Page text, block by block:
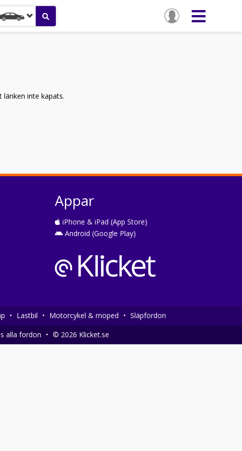
inte kapats.
Appar
iPhone & iPad (App Store)
Android (Google Play)
• Lastbil • Motorcykel & moped • Släpfordon
alla fordon • © 2026 Klicket.se